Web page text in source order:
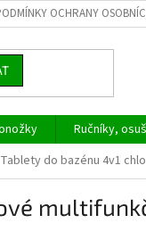
OCHRANY
Ručníky,
Tablety do bazénu 4v1